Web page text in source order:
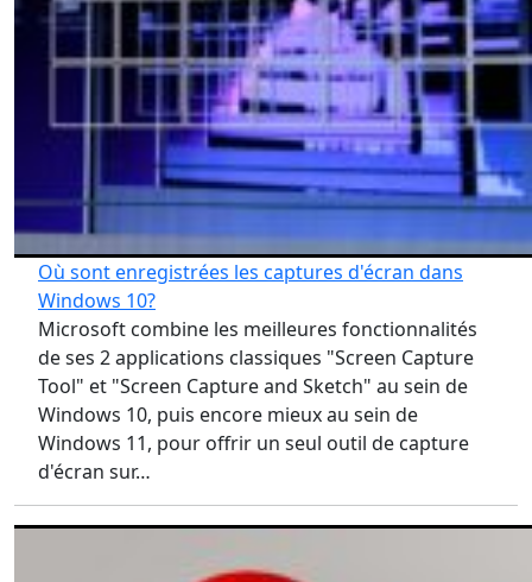
Où sont enregistrées les captures d'écran dans
Windows 10?
Microsoft combine les meilleures fonctionnalités
de ses 2 applications classiques "Screen Capture
Tool" et "Screen Capture and Sketch" au sein de
Windows 10, puis encore mieux au sein de
Windows 11, pour offrir un seul outil de capture
d'écran sur…